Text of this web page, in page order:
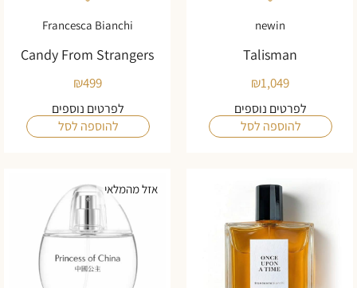
newin
Talisman
₪1,049
לפרטים נוספים
להוספה לסל
Francesca Bianchi
Candy From Strangers
₪499
לפרטים נוספים
להוספה לסל
אזל מהמלאי